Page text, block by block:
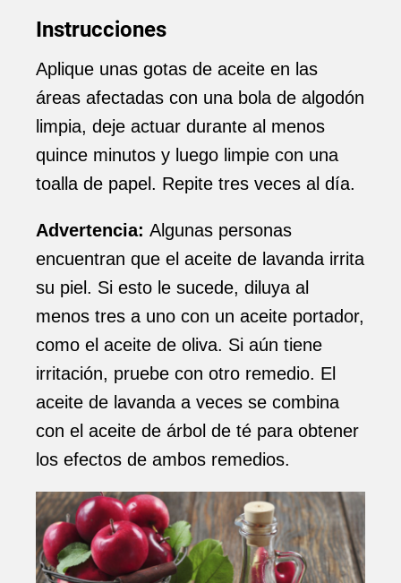
Instrucciones
Aplique unas gotas de aceite en las
áreas afectadas con una bola de algodón
limpia, deje actuar durante al menos
quince minutos y luego limpie con una
toalla de papel. Repite tres veces al día.
Advertencia: Algunas personas
encuentran que el aceite de lavanda irrita
su piel. Si esto le sucede, diluya al
menos tres a uno con un aceite portador,
como el aceite de oliva. Si aún tiene
irritación, pruebe con otro remedio. El
aceite de lavanda a veces se combina
con el aceite de árbol de té para obtener
los efectos de ambos remedios.